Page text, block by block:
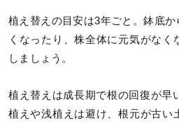
植え替えの目安は3年ごと。鉢底
くなったり、株全体に元気がな
しましょう。
植え替えは成長期で根の回復が早
植えや浅植えは避け、根元が古い